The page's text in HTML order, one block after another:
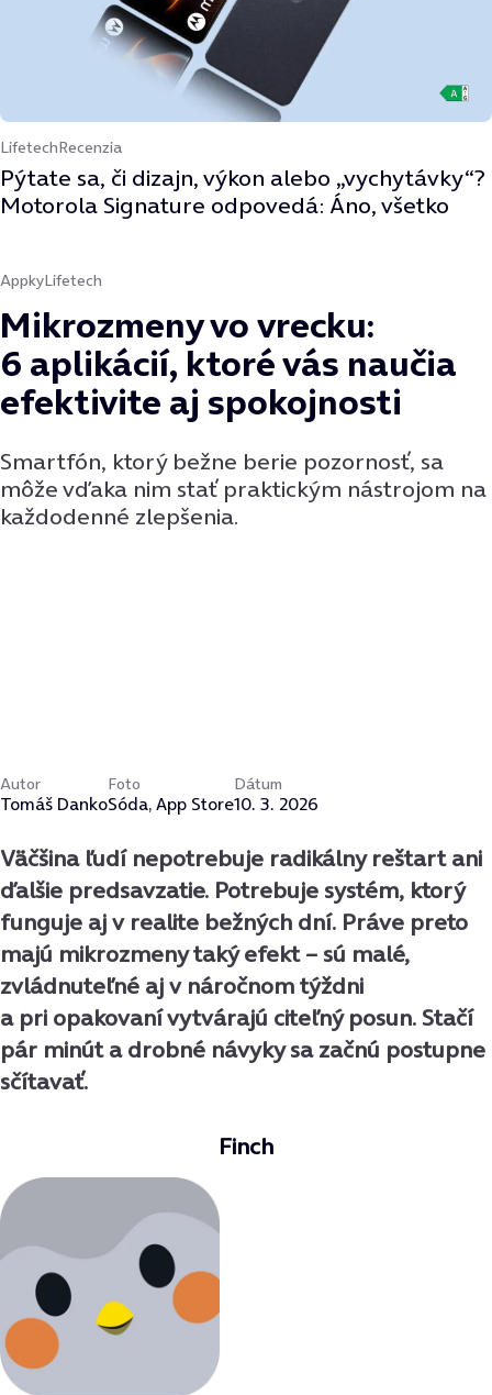
LifetechRecenzia
Pýtate sa, či dizajn, výkon alebo „vychytávky“?
Motorola Signature odpovedá: Áno, všetko
AppkyLifetech
Mikrozmeny vo vrecku:
6 aplikácií, ktoré vás naučia
efektivite aj spokojnosti
Smartfón, ktorý bežne berie pozornosť, sa
môže vďaka nim stať praktickým nástrojom na
každodenné zlepšenia.
Autor
Tomáš Danko
Foto
Sóda, App Store
Dátum
10. 3. 2026
Väčšina ľudí nepotrebuje radikálny reštart ani
ďalšie predsavzatie. Potrebuje systém, ktorý
funguje aj v realite bežných dní. Práve preto
majú mikrozmeny taký efekt– sú malé,
zvládnuteľné aj v náročnom týždni
a pri opakovaní vytvárajú citeľný posun. Stačí
pár minút a drobné návyky sa začnú postupne
sčítavať.
Finch